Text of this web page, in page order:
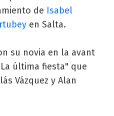
de Isabel
en Salta.
su novia en la avant
última fiesta" que
Vázquez y Alan